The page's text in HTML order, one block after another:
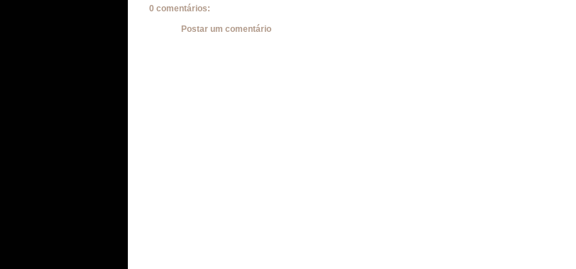
0 comentários:
Postar um comentário